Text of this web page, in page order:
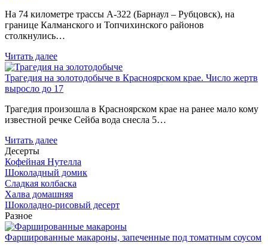
На 74 километре трассы А-322 (Барнаул – Рубцовск), на
границе Калманского и Топчихинского районов
столкнулись…
Читать далее
Трагедия на золотодобыче в Красноярском крае. Число жертв
выросло до 17
Трагедия произошла в Красноярском крае на ранее мало кому
известной речке Сейба вода снесла 5…
Читать далее
Десерты
Кофейная Нутелла
Шоколадный домик
Сладкая колбаска
Халва домашняя
Шоколадно-рисовый десерт
Разное
Фаршированные макароны, запеченные под томатным соусом